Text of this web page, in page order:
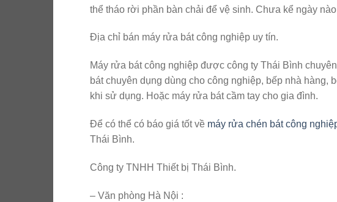
thể tháo rời phần bàn chải để vệ sinh. Chưa kể ngày
Địa chỉ bán máy rửa bát công nghiệp uy tín.
Máy rửa bát công nghiệp được công ty Thái Bình
bát chuyên dụng dùng cho công nghiệp, bếp nhà
khi sử dụng. Hoặc máy rửa bát cầm tay cho gia đình.
Để có thể có báo giá tốt về máy rửa chén bát công
Thái Bình.
Công ty TNHH Thiết bị Thái Bình.
– Văn phòng Hà Nội :